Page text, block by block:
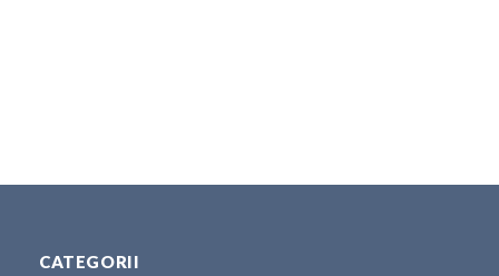
CATEGORII